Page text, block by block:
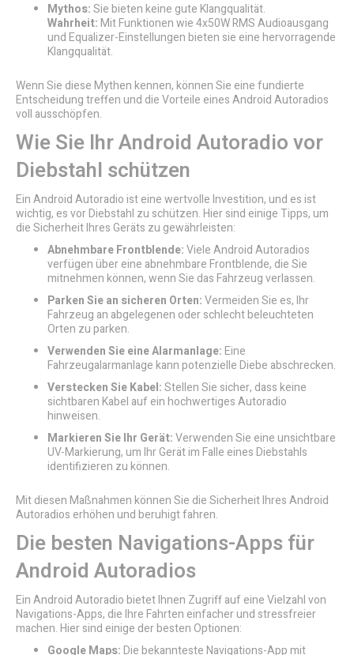
Mythos:Sie bieten keine gute Klangqualität.
Wahrheit:Mit Funktionen wie 4x50W RMS Audioausgang
und Equalizer-Einstellungen bieten sie eine hervorragende
Klangqualität.
Wenn Sie diese Mythen kennen, können Sie eine fundierte
Entscheidung treffen und die Vorteile eines Android Autoradios
voll ausschöpfen.
Wie Sie Ihr Android Autoradio vor
Diebstahl schützen
Ein Android Autoradio ist eine wertvolle Investition, und es ist
wichtig, es vor Diebstahl zu schützen. Hier sind einige Tipps, um
die Sicherheit Ihres Geräts zu gewährleisten:
Abnehmbare Frontblende:Viele Android Autoradios
verfügen über eine abnehmbare Frontblende, die Sie
mitnehmen können, wenn Sie das Fahrzeug verlassen.
Parken Sie an sicheren Orten:Vermeiden Sie es, Ihr
Fahrzeug an abgelegenen oder schlecht beleuchteten
Orten zu parken.
Verwenden Sie eine Alarmanlage:Eine
Fahrzeugalarmanlage kann potenzielle Diebe abschrecken.
Verstecken Sie Kabel:Stellen Sie sicher, dass keine
sichtbaren Kabel auf ein hochwertiges Autoradio
hinweisen.
Markieren Sie Ihr Gerät:Verwenden Sie eine unsichtbare
UV-Markierung, um Ihr Gerät im Falle eines Diebstahls
identifizieren zu können.
Mit diesen Maßnahmen können Sie die Sicherheit Ihres Android
Autoradios erhöhen und beruhigt fahren.
Die besten Navigations-Apps für
Android Autoradios
Ein Android Autoradio bietet Ihnen Zugriff auf eine Vielzahl von
Navigations-Apps, die Ihre Fahrten einfacher und stressfreier
machen. Hier sind einige der besten Optionen:
Google Maps:Die bekannteste Navigations-App mit